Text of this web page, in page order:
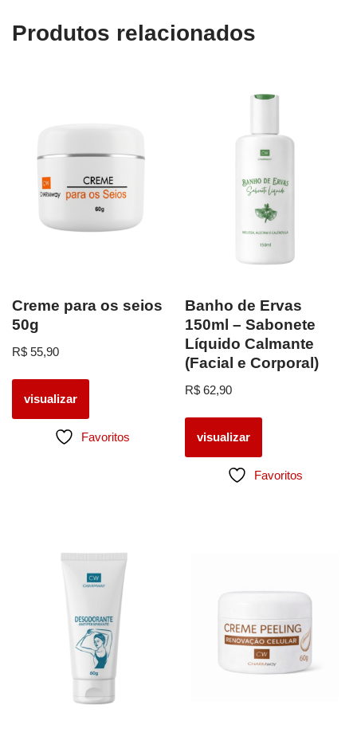
Produtos relacionados
Creme para os seios
50g
R$ 55,90
visualizar
Favoritos
Banho de Ervas
150ml – Sabonete
Líquido Calmante
(Facial e Corporal)
R$ 62,90
visualizar
Favoritos